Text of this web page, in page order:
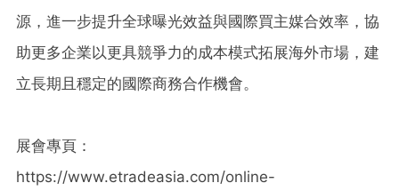
源，進一步提升全球曝光效益與國際買主媒合效率，協
助更多企業以更具競爭力的成本模式拓展海外市場，建
立長期且穩定的國際商務合作機會。
展會專頁：
https://www.etradeasia.com/online-